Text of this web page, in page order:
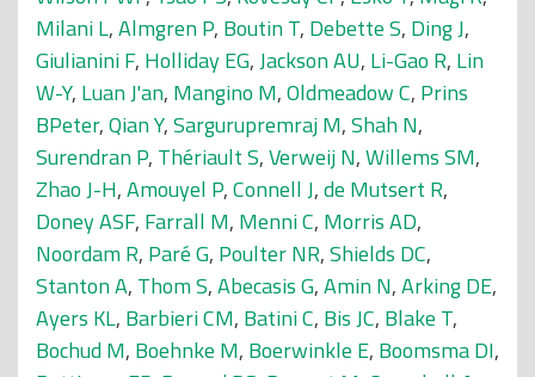
Milani L,Almgren P, Boutin T, Debette S, Ding J,
Giulianini F, Holliday EG,Jackson AU, Li-Gao R, Lin
W-Y, Luan J'an, Mangino M,Oldmeadow C, Prins
BPeter,Qian Y,Sargurupremraj M,Shah N,
Surendran P, Thériault S,Verweij N,Willems SM,
Zhao J-H,Amouyel P,Connell J,de Mutsert R,
Doney ASF, Farrall M, Menni C, Morris AD,
Noordam R, Paré G, Poulter NR,Shields DC,
Stanton A, Thom S,Abecasis G,Amin N,Arking DE,
Ayers KL, Barbieri CM, Batini C, Bis JC, Blake T,
Bochud M, Boehnke M, Boerwinkle E, Boomsma DI,